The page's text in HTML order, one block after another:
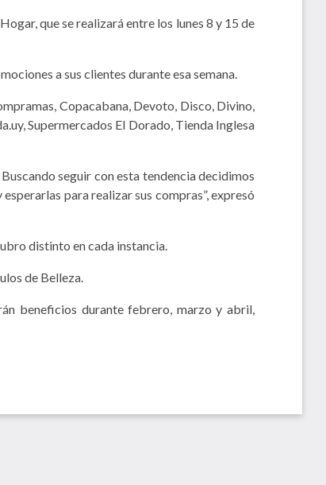
que se realizará entre los lunes 8 y 15 de
a sus clientes durante esa semana.
Copacabana, Devoto, Disco, Divino,
Supermercados El Dorado, Tienda Inglesa
seguir con esta tendencia decidimos
para realizar sus compras”, expresó
distinto en cada instancia.
de Belleza.
beneficios durante febrero, marzo y abril,